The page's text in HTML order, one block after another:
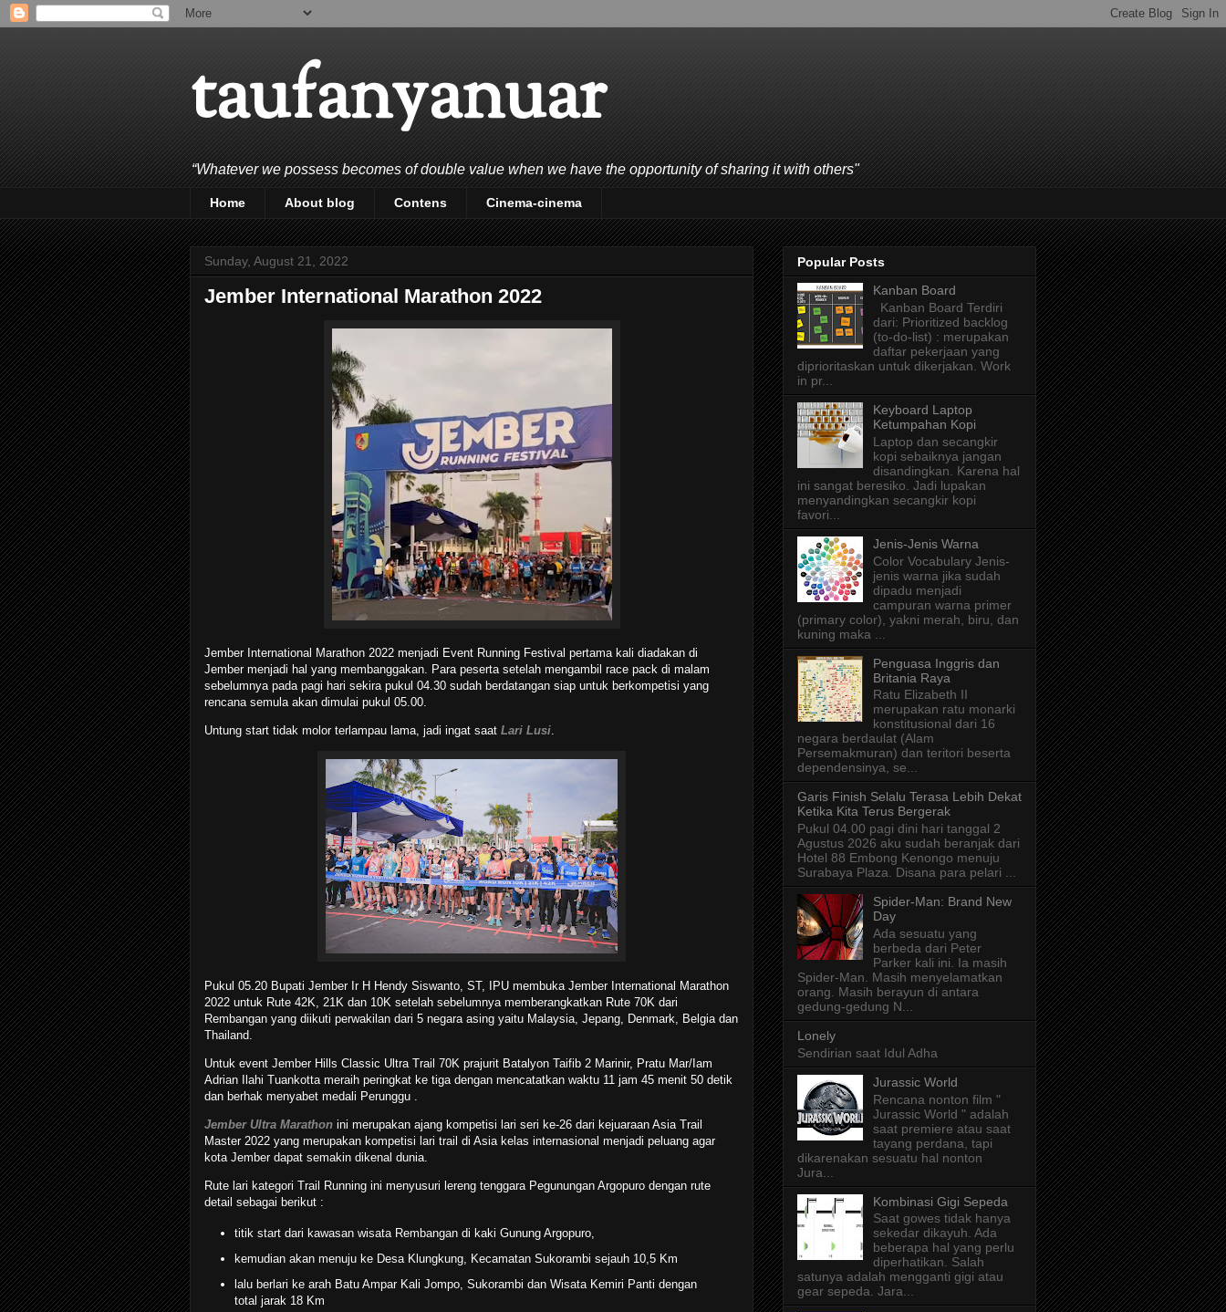
taufanyanuar
“Whatever we possess becomes of double value when we have the opportunity of sharing it with others"
Home About blog Contens Cinema-cinema
Sunday, August 21, 2022
Jember International Marathon 2022
Jember International Marathon 2022 menjadi Event Running Festival pertama kali diadakan di
Jember menjadi hal yang membanggakan. Para peserta setelah mengambil race pack di malam
sebelumnya pada pagi hari sekira pukul 04.30 sudah berdatangan siap untuk berkompetisi yang
rencana semula akan dimulai pukul 05.00.
Untung start tidak molor terlampau lama, jadi ingat saat Lari Lusi
Pukul 05.20 Bupati Jember Ir H Hendy Siswanto, ST, IPU membuka Jember International Marathon
2022 untuk Rute 42K, 21K dan 10K setelah sebelumnya memberangkatkan Rute 70K dari
Rembangan yang diikuti perwakilan dari 5 negara asing yaitu Malaysia, Jepang, Denmark, Belgia dan
Thailand.
Untuk event Jember Hills Classic Ultra Trail 70K prajurit Batalyon Taifib 2 Marinir, Pratu Mar/Iam
Adrian Ilahi Tuankotta meraih peringkat ke tiga dengan mencatatkan waktu 11 jam 45 menit 50 detik
dan berhak menyabet medali Perunggu .
Jember Ultra Marathon ini merupakan ajang kompetisi lari seri ke-26 dari kejuaraan Asia Trail
Master 2022 yang merupakan kompetisi lari trail di Asia kelas internasional menjadi peluang agar
kota Jember dapat semakin dikenal dunia.
Rute lari kategori Trail Running ini menyusuri lereng tenggara Pegunungan Argopuro dengan rute
detail sebagai berikut :
titik start dari kawasan wisata Rembangan di kaki Gunung Argopuro,
kemudian akan menuju ke Desa Klungkung, Kecamatan Sukorambi sejauh 10,5 Km
lalu berlari ke arah Batu Ampar Kali Jompo, Sukorambi dan Wisata Kemiri Panti dengan
total jarak 18 Km
Popular Posts
Kanban Board
Kanban Board Terdiri
dari: Prioritized backlog
(to-do-list) : merupakan
daftar pekerjaan yang
diprioritaskan untuk dikerjakan. Work
in pr...
Keyboard Laptop
Ketumpahan Kopi
Laptop dan secangkir
kopi sebaiknya jangan
disandingkan. Karena hal
ini sangat beresiko. Jadi lupakan
menyandingkan secangkir kopi
favori...
Jenis-Jenis Warna
Color Vocabulary Jenis-
jenis warna jika sudah
dipadu menjadi
campuran warna primer
(primary color), yakni merah, biru, dan
kuning maka ...
Penguasa Inggris dan
Britania Raya
Ratu Elizabeth II
merupakan ratu monarki
konstitusional dari 16
negara berdaulat (Alam
Persemakmuran) dan teritori beserta
dependensinya, se...
Garis Finish Selalu Terasa Lebih Dekat
Ketika Kita Terus Bergerak
Pukul 04.00 pagi dini hari tanggal 2
Agustus 2026 aku sudah beranjak dari
Hotel 88 Embong Kenongo menuju
Surabaya Plaza. Disana para pelari ...
Spider-Man: Brand New
Day
Ada sesuatu yang
berbeda dari Peter
Parker kali ini. Ia masih
Spider-Man. Masih menyelamatkan
orang. Masih berayun di antara
gedung-gedung N...
Lonely
Sendirian saat Idul Adha
Jurassic World
Rencana nonton film "
Jurassic World " adalah
saat premiere atau saat
tayang perdana, tapi
dikarenakan sesuatu hal nonton
Jura...
Kombinasi Gigi Sepeda
Saat gowes tidak hanya
sekedar dikayuh. Ada
beberapa hal yang perlu
diperhatikan. Salah
satunya adalah mengganti gigi atau
gear sepeda. Jara...